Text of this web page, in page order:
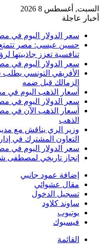
السبت, أغسطس 8 2026
أخبار عاجلة
سعر الدولار اليوم في مصر
حسين عيسى: مصر تتمتع
تنافسية تعزز جاذبيتها
سعر الدولار اليوم في مصر
الأفريقي التونسي
الزمالك قبل ضمه
أسعار الذهب اليوم في مصر 1-7-
سعر الدولار اليوم في مصر
أسعار الذهب الآن في
الذهب
وزير الري يناقش مع
التعاون المشترك في
سعر الدولار اليوم في مصر
إنجاز تاريخي لمصطفى
إضافة عمود جانبي
مقال عشوائي
تسجيل الدخول
ساوند كلاود
يوتيوب
فيسبوك
القائمة